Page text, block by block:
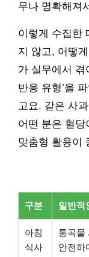
무나 명확해져
이렇게 수집한
지 않고, 어떻
가 실무에서 겪
반응 유형’을
고요. 같은 사
어떤 분은 혈당
맞춤형 활용이
구분 일반적
아침
식사
통곡물
안전하